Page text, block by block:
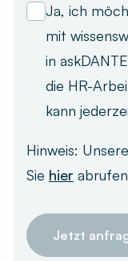
Ja, ich
mit
in
die HR-
kann
Hinweis:
Sie hier
Jetzt